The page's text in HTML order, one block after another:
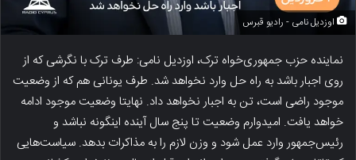
اوزدیل نامی - رادیو قبرس
نماینده حزب جمهوری‌خواه ترک، اوزدیل نامی: طرف ترک با نگرشی که از
روی اجبار باشد به راه حل وارد نخواهد شد. طرف یونانی هم که از وضعیت
موجود راضی است، تن به اجبار نخواهد داد. نهایتا وضعیت موجود ادامه
خواهد یافت. امیدوارم وضعیت تا پنج سال آینده اینگونه نباشد و
رئیس‌جمهور وارد عمل شود و وزن لازم را به مذاکرات بدهد. سیاست‌هایی